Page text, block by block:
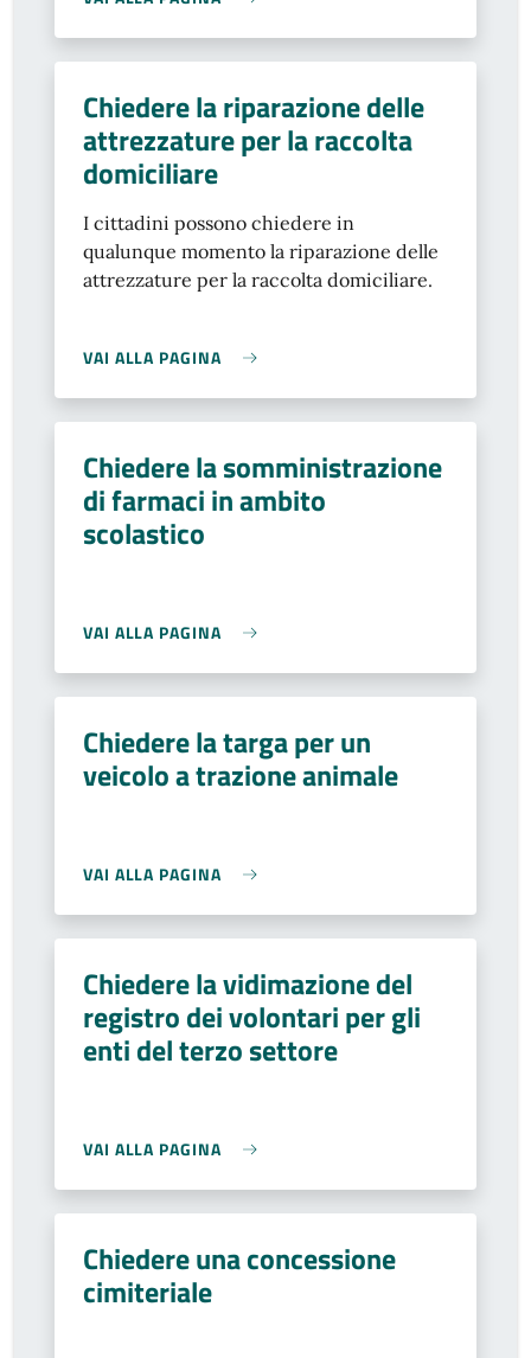
Chiedere la riparazione delle
attrezzature per la raccolta
domiciliare
I cittadini possono chiedere in
qualunque momento la riparazione delle
attrezzature per la raccolta domiciliare.
VAI ALLA PAGINA
Chiedere la somministrazione
di farmaci in ambito
scolastico
VAI ALLA PAGINA
Chiedere la targa per un
veicolo a trazione animale
VAI ALLA PAGINA
Chiedere la vidimazione del
registro dei volontari per gli
enti del terzo settore
VAI ALLA PAGINA
Chiedere una concessione
cimiteriale